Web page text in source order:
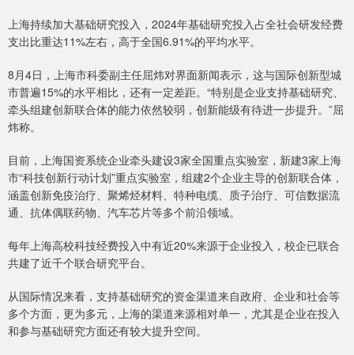
上海持续加大基础研究投入，2024年基础研究投入占全社会研发经费
支出比重达11%左右，高于全国6.91%的平均水平。
8月4日，上海市科委副主任屈炜对界面新闻表示，这与国际创新型城
市普遍15%的水平相比，还有一定差距。“特别是企业支持基础研究、
牵头组建创新联合体的能力依然较弱，创新能级有待进一步提升。”屈
炜称。
目前，上海国资系统企业牵头建设3家全国重点实验室，新建3家上海
市“科技创新行动计划”重点实验室，组建2个企业主导的创新联合体，
涵盖创新免疫治疗、聚烯烃材料、特种电缆、质子治疗、可信数据流
通、抗体偶联药物、汽车芯片等多个前沿领域。
每年上海高校科技经费投入中有近20%来源于企业投入，校企已联合
共建了近千个联合研究平台。
从国际情况来看，支持基础研究的资金渠道来自政府、企业和社会等
多个方面，更为多元，上海的渠道来源相对单一，尤其是企业在投入
和参与基础研究方面还有较大提升空间。